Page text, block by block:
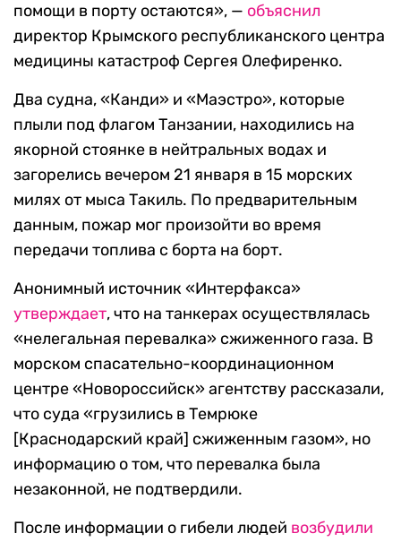
помощи в порту остаются», — объяснил
директор Крымского республиканского центра
медицины катастроф Сергея Олефиренко.
Два судна, «Канди» и «Маэстро», которые
плыли под флагом Танзании, находились на
якорной стоянке в нейтральных водах и
загорелись вечером 21 января в 15 морских
милях от мыса Такиль. По предварительным
данным, пожар мог произойти во время
передачи топлива с борта на борт.
Анонимный источник «Интерфакса»
утверждает, что на танкерах осуществлялась
«нелегальная перевалка» сжиженного газа. В
морском спасательно-координационном
центре «Новороссийск» агентству рассказали,
что суда «грузились в Темрюке
[Краснодарский край] сжиженным газом», но
информацию о том, что перевалка была
незаконной, не подтвердили.
После информации о гибели людей возбудили